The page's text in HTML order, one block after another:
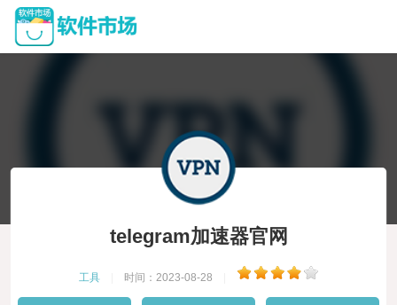
telegram加速器官网
工具 时间：2023-08-28